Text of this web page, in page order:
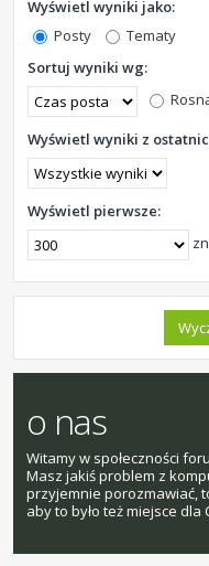
Wyświetl wyniki jako:
Posty
Tematy
Sortuj wyniki wg:
Wyświetl wyniki z
Wyświetl pierwsze:
o nas
Witamy w społeczności
Masz jakiś problem z
przyjemnie porozmawiać,
aby to było też miejsce dla